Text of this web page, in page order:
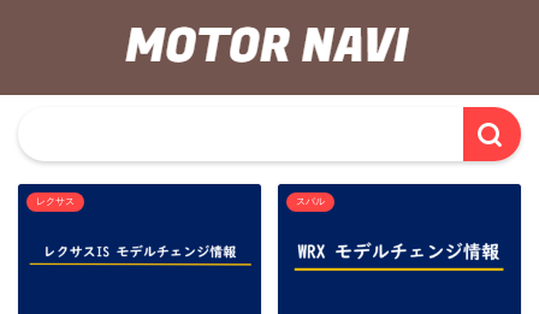
レクサス スバル